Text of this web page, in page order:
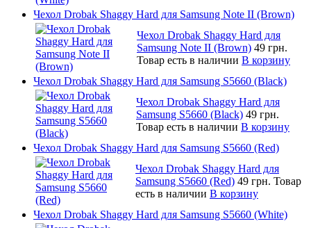
Чехол Drobak Shaggy Hard для Samsung Note II (Brown)
Чехол Drobak Shaggy Hard для
Samsung Note II (Brown) 49 грн.
Товар есть в наличии В корзину
Чехол Drobak Shaggy Hard для Samsung S5660 (Black)
Чехол Drobak Shaggy Hard для
Samsung S5660 (Black) 49 грн.
Товар есть в наличии В корзину
Чехол Drobak Shaggy Hard для Samsung S5660 (Red)
Чехол Drobak Shaggy Hard для
Samsung S5660 (Red) 49 грн. Товар
есть в наличии В корзину
Чехол Drobak Shaggy Hard для Samsung S5660 (White)